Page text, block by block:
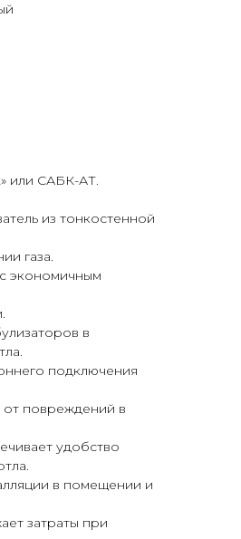
или САБК-АТ.
из тонкостенной
газа.
экономичным
в
подключения
от повреждений в
удобство
в помещении и
затраты при